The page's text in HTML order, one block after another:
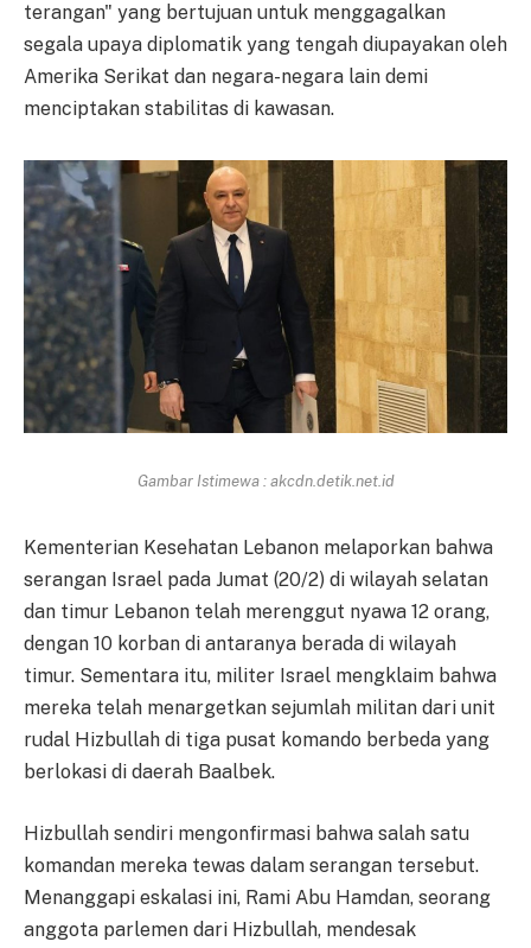
terangan" yang bertujuan untuk menggagalkan
segala upaya diplomatik yang tengah diupayakan oleh
Amerika Serikat dan negara-negara lain demi
menciptakan stabilitas di kawasan.
Gambar Istimewa : akcdn.detik.net.id
Kementerian Kesehatan Lebanon melaporkan bahwa
serangan Israel pada Jumat (20/2) di wilayah selatan
dan timur Lebanon telah merenggut nyawa 12 orang,
dengan 10 korban di antaranya berada di wilayah
timur. Sementara itu, militer Israel mengklaim bahwa
mereka telah menargetkan sejumlah militan dari unit
rudal Hizbullah di tiga pusat komando berbeda yang
berlokasi di daerah Baalbek.
Hizbullah sendiri mengonfirmasi bahwa salah satu
komandan mereka tewas dalam serangan tersebut.
Menanggapi eskalasi ini, Rami Abu Hamdan, seorang
anggota parlemen dari Hizbullah, mendesak